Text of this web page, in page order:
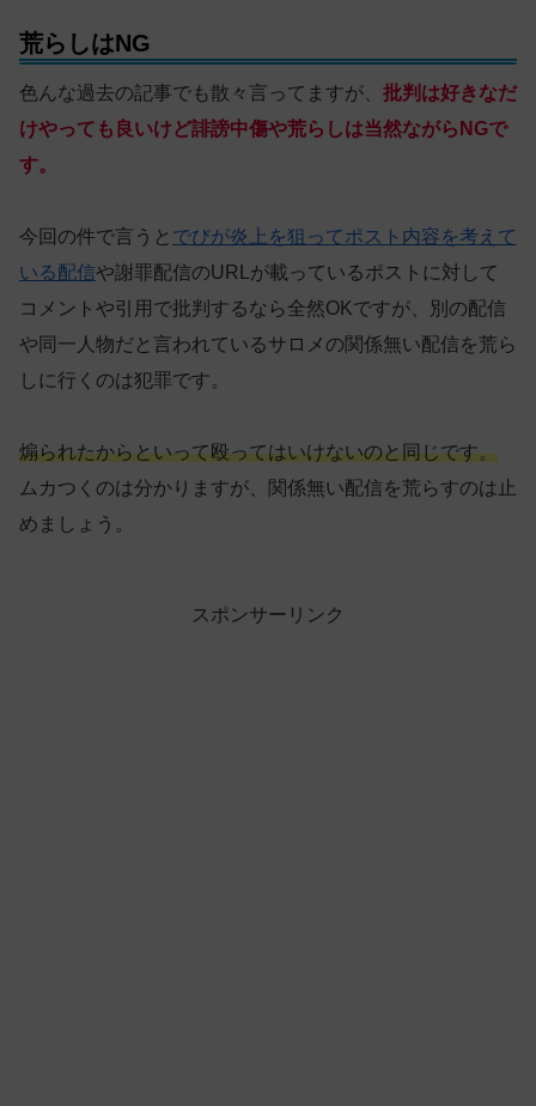
荒らしはNG
色んな過去の記事でも散々言ってますが、 批判は好きなだ
けやっても良いけど誹謗中傷や荒らしは当然ながらNGで
す。
今回の件で言うと でびが炎上を狙ってポスト内容を考えて
いる配信や謝罪配信のURLが載っているポストに対して
コメントや引用で批判するなら全然OKですが、別の配信
や同一人物だと言われているサロメの関係無い配信を荒ら
しに行くのは犯罪です。
煽られたからといって殴ってはいけないのと同じです。
ムカつくのは分かりますが、関係無い配信を荒らすのは止
めましょう。
スポンサーリンク